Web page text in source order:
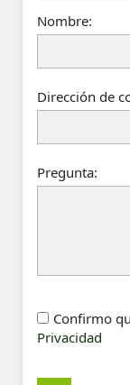
Nombre:
Dirección de
Pregunta:
Confirmo
Privacidad